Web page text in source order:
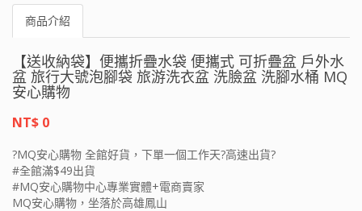
商品介紹
【送收納袋】便攜折疊水袋 便攜式 可折疊盆 戶外水
盆 旅行大號泡腳袋 旅游洗衣盆 洗臉盆 洗腳水桶 MQ
安心購物
NT$ 0
?MQ安心購物 全館好貨，下單一個工作天?高速出貨?
#全館滿$49出貨
#MQ安心購物中心專業實體+電商賣家
MQ安心購物，坐落於高雄鳳山